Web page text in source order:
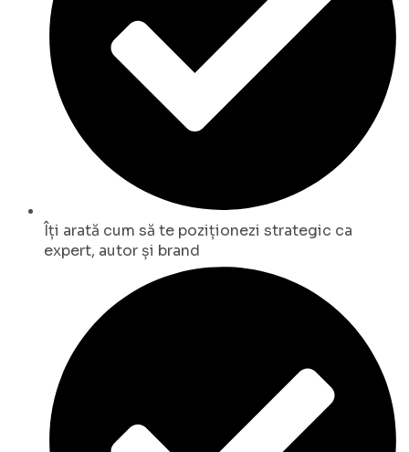
Îți arată cum să te poziționezi strategic ca
expert, autor și brand